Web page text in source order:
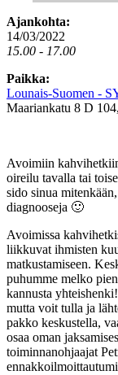
Ajankohta:
14/03/2022
15.00 - 17.00
Paikka:
Lounais-Suomen -
Maariankatu 8 D
Avoimiin
oireilu tavalla tai
sido sinua
diagnooseja 🙂
Avoimissa
liikkuvat ihmisten
matkustamiseen.
puhumme melko
kannusta
mutta voit tulla ja
pakko keskustella,
osaa oman
toiminnanohjaajat